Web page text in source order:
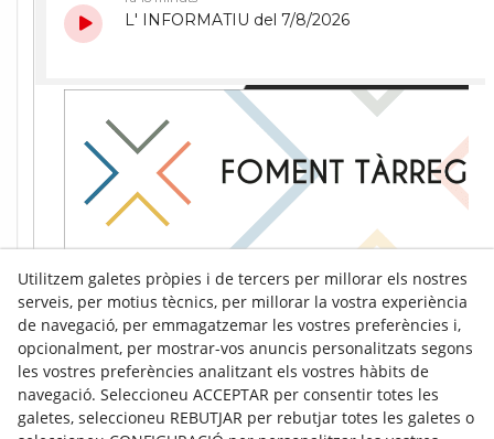
Utilitzem galetes pròpies i de tercers per millorar els nostres
serveis, per motius tècnics, per millorar la vostra experiència
de navegació, per emmagatzemar les vostres preferències i,
opcionalment, per mostrar-vos anuncis personalitzats segons
les vostres preferències analitzant els vostres hàbits de
navegació. Seleccioneu ACCEPTAR per consentir totes les
galetes, seleccioneu REBUTJAR per rebutjar totes les galetes o